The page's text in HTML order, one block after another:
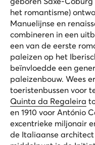
het romantisme)
Manuelijnse en
combineren in een
een van de eerste
paleizen op het
beïnvloedde een
paleizenbouw. Wees
toeristenbussen voor
Quinta da Regaleira
en 1910 voor António
excentrieke miljonair
de Italiaanse